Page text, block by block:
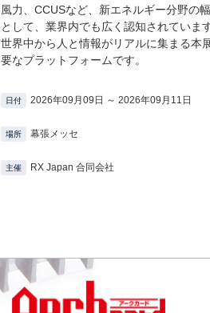
風力、CCUSなど、新エネルギー分野の
として、業界内でも広く認知されています
世界中から人と情報がリアルに集まる本
要なプラットフォームです。
日付 2026年09月09日 ～ 2026年09月11日
場所 幕張メッセ
主催 RX Japan 合同会社